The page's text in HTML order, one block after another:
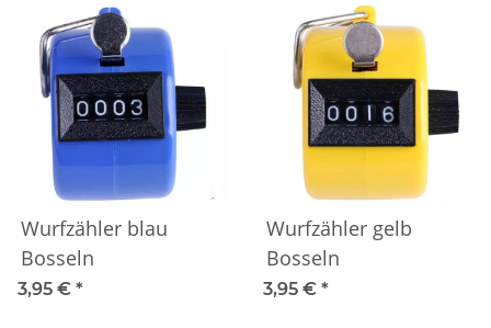
Wurfzähler blau
Bosseln
3,95 € *
Wurfzähler gelb
Bosseln
3,95 € *